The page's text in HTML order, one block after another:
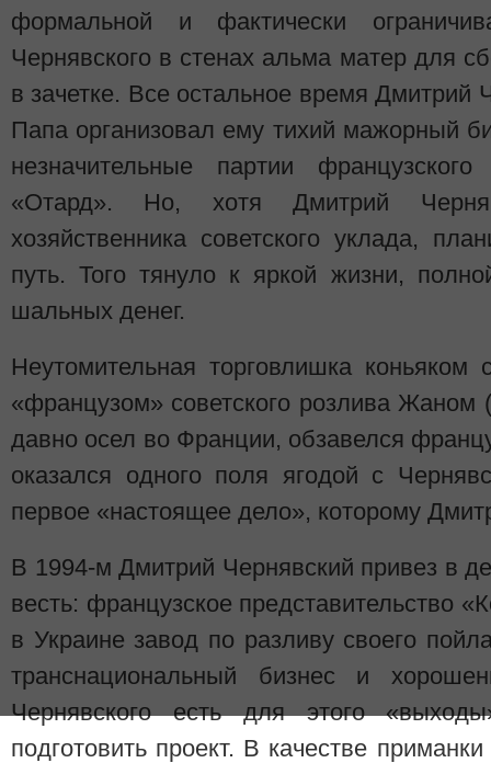
формальной и фактически
Чернявского в стенах альма матер для
в зачетке. Все остальное время Дмитрий
Папа организовал ему тихий мажорный
незначительные партии
«Отард». Но, хотя Дмитрий
хозяйственника советского уклада,
путь. Того тянуло к яркой жизни,
шальных денег.
Неутомительная торговлишка коньяком
«французом» советского розлива
давно осел во Франции, обзавелся
оказался одного поля ягодой с
первое «настоящее дело», которому
В 1994-м Дмитрий Чернявский привез в
весть: французское представительство
в Украине завод по разливу своего
транснациональный бизнес и
Чернявского есть для этого
подготовить проект. В качестве